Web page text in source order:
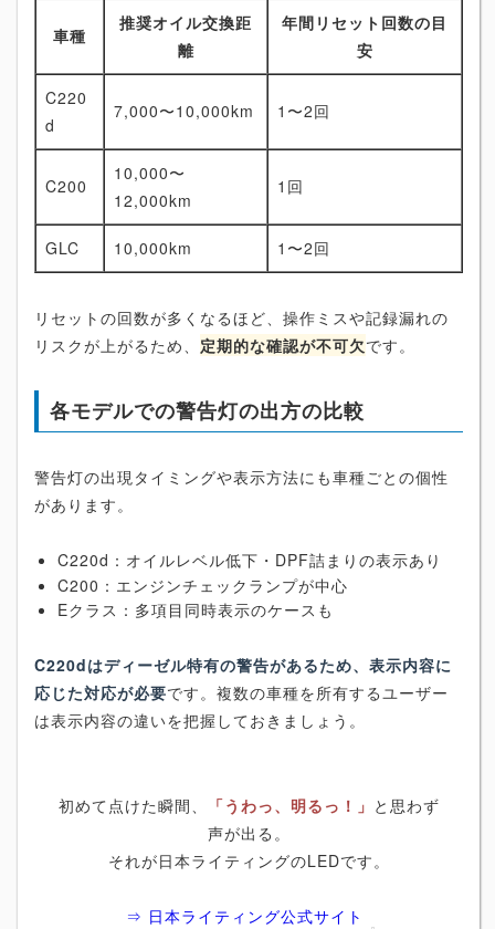
車種
推奨オイル交換距
離
年間リセット回数の目
安
C220
d
7,000〜10,000km 1〜2回
C200
10,000〜
12,000km
1回
GLC 10,000km 1〜2回
リセットの回数が多くなるほど、操作ミスや記録漏れの
リスクが上がるため、 定期的な確認が不可欠です。
各モデルでの警告灯の出方の比較
警告灯の出現タイミングや表示方法にも車種ごとの個性
があります。
C220d：オイルレベル低下・DPF詰まりの表示あり
C200：エンジンチェックランプが中心
Eクラス：多項目同時表示のケースも
C220dはディーゼル特有の警告があるため、表示内容に
応じた対応が必要です。複数の車種を所有するユーザー
は表示内容の違いを把握しておきましょう。
初めて点けた瞬間、 「うわっ、明るっ！」 と思わず
声が出る。
それが日本ライティングのLEDです。
⇒ 日本ライティング公式サイト